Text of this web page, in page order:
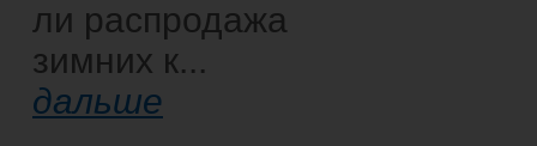
ли распродажа
зимних к...
дальше